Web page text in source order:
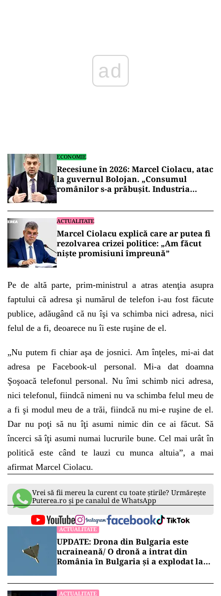
ad
ECONOMIE
Recesiune în 2026: Marcel Ciolacu, atac
la guvernul Bolojan. „Consumul
românilor s-a prăbușit. Industria
ACTUALITATE
Marcel Ciolacu explică care ar putea fi
rezolvarea crizei politice: „Am făcut
nişte promisiuni împreună”
Pe de altă parte, prim-ministrul a atras atenţia asupra
faptului că adresa şi numărul de telefon i-au fost făcute
publice, adăugând că nu îşi va schimba nici adresa, nici
felul de a fi, deoarece nu îi este ruşine de el.
„Nu putem fi chiar aşa de josnici. Am înţeles, mi-ai dat
adresa pe Facebook-ul personal. Mi-a dat doamna
Şoşoacă telefonul personal. Nu îmi schimb nici adresa,
nici telefonul, fiindcă nimeni nu va schimba felul meu de
a fi şi modul meu de a trăi, fiindcă nu mi-e ruşine de el.
Dar nu poţi să nu îţi asumi nimic din ce ai făcut. Să
încerci să îţi asumi numai lucrurile bune. Cel mai urât în
politică este când te lauzi cu munca altuia”, a mai
afirmat Marcel Ciolacu.
Vrei să fii mereu la curent cu toate știrile? Urmărește
Puterea.ro și pe canalul de WhatsApp
ACTUALITATE
UPDATE: Drona din Bulgaria este
ucraineană/ O dronă a intrat din
România în Bulgaria şi a explodat la
ACTUALITATE